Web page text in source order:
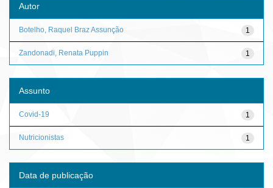
Autor
1
Botelho, Raquel Braz Assunção
1
Zandonadi, Renata Puppin
Assunto
1
Covid-19
1
Nutricionistas
Data de publicação